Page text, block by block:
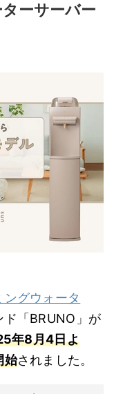
ーサーバー
ングウォータ
ド「BRUNO」が
年8月4日よ
始されました。